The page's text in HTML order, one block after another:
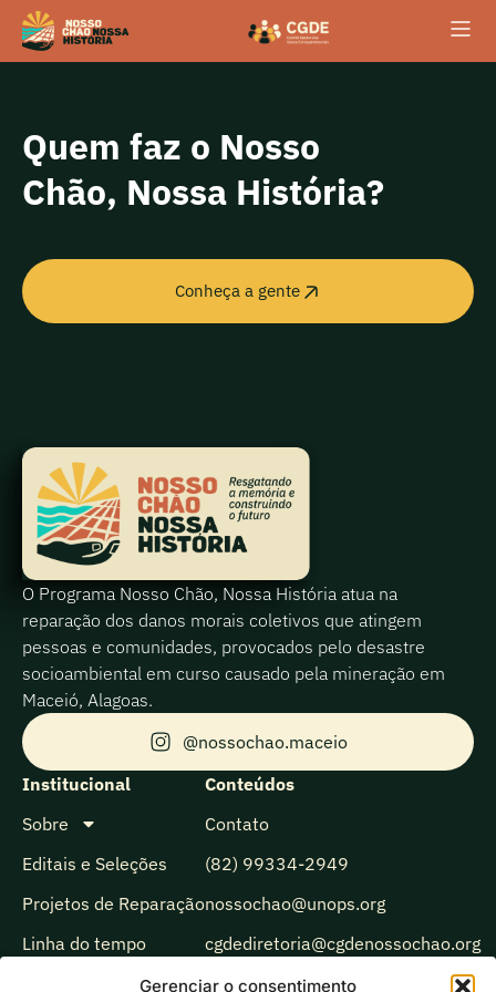
Gerenciar o consentimento
conteúdo
Quem faz o Nosso
Chão, Nossa História?
Conheça a gente
O Programa Nosso Chão, Nossa História atua na
reparação dos danos morais coletivos que atingem
pessoas e comunidades, provocados pelo desastre
socioambiental em curso causado pela mineração em
Maceió, Alagoas.
@nossochao.maceio
Institucional
Sobre
Editais e Seleções
Projetos de Reparação
Linha do tempo
Conteúdos
Contato
(82) 99334-2949
nossochao@unops.org
cgdediretoria@cgdenossochao.org